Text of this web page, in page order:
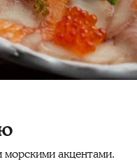
акцентами.